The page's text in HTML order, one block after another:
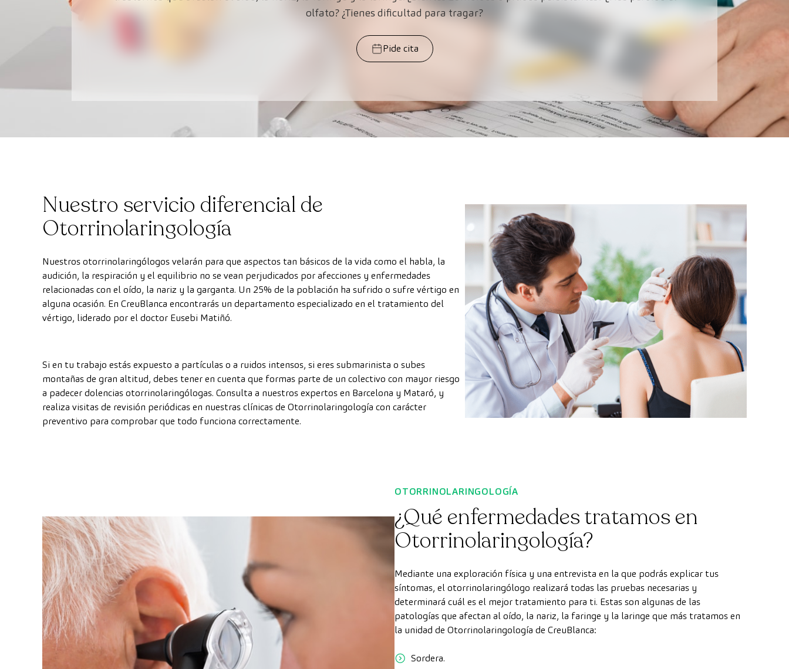
olfato? ¿Tienes dificultad para tragar?
Pide cita
Nuestro servicio diferencial de
Otorrinolaringología
Nuestros otorrinolaringólogos velarán para que aspectos tan básicos de la vida como el habla, la
audición, la respiración y el equilibrio no se vean perjudicados por afecciones y enfermedades
relacionadas con el oído, la nariz y la garganta. Un 25% de la población ha sufrido o sufre vértigo en
alguna ocasión. En CreuBlanca encontrarás un departamento especializado en el tratamiento del
vértigo, liderado por el doctor Eusebi Matiñó.
Si en tu trabajo estás expuesto a partículas o a ruidos intensos, si eres submarinista o subes
montañas de gran altitud, debes tener en cuenta que formas parte de un colectivo con mayor riesgo
a padecer dolencias otorrinolaringólogas. Consulta a nuestros expertos en Barcelona y Mataró, y
realiza visitas de revisión periódicas en nuestras clínicas de Otorrinolaringología con carácter
preventivo para comprobar que todo funciona correctamente.
OTORRINOLARINGOLOGÍA
¿Qué enfermedades tratamos en
Otorrinolaringología?
Mediante una exploración física y una entrevista en la que podrás explicar tus
síntomas, el otorrinolaringólogo realizará todas las pruebas necesarias y
determinará cuál es el mejor tratamiento para ti. Estas son algunas de las
patologías que afectan al oído, la nariz, la faringe y la laringe que más tratamos en
la unidad de Otorrinolaringología de CreuBlanca:
Sordera.